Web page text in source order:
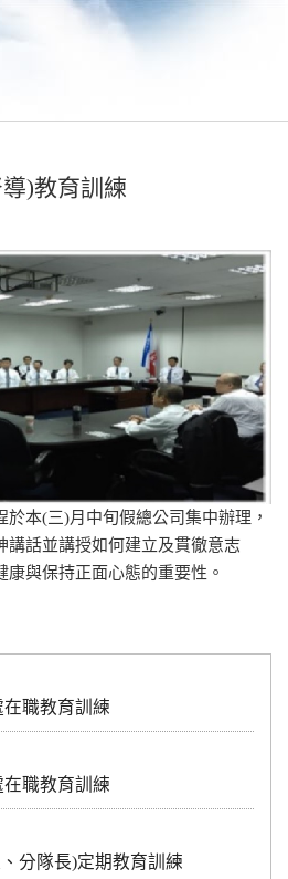
在職教育訓練
在職教育訓練
分隊長)定期教育訓練
)教育訓練
本(三)月中旬假總公司集中辦理，
講話並講授如何建立及貫徹意志
與保持正面心態的重要性。